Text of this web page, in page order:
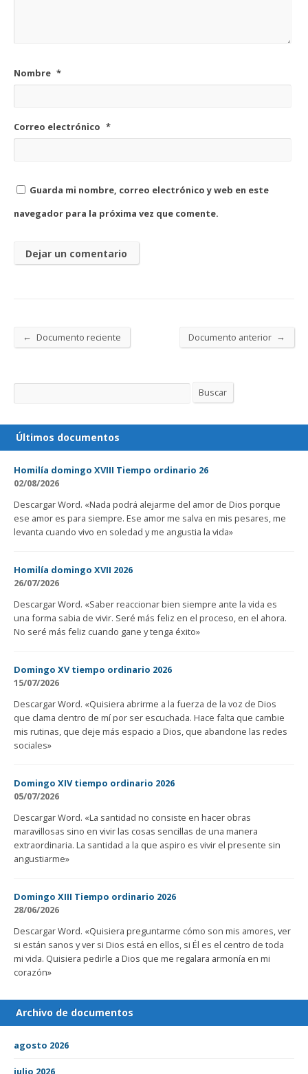
Nombre *
Correo electrónico *
Guarda mi nombre, correo electrónico y web en este
navegador para la próxima vez que comente.
← Documento reciente Documento anterior →
Buscar Buscar
Últimos documentos
Homilía domingo XVIII Tiempo ordinario 26
02/08/2026
Descargar Word. «Nada podrá alejarme del amor de Dios porque
ese amor es para siempre. Ese amor me salva en mis pesares, me
levanta cuando vivo en soledad y me angustia la vida»
Homilía domingo XVII 2026
26/07/2026
Descargar Word. «Saber reaccionar bien siempre ante la vida es
una forma sabia de vivir. Seré más feliz en el proceso, en el ahora.
No seré más feliz cuando gane y tenga éxito»
Domingo XV tiempo ordinario 2026
15/07/2026
Descargar Word. «Quisiera abrirme a la fuerza de la voz de Dios
que clama dentro de mí por ser escuchada. Hace falta que cambie
mis rutinas, que deje más espacio a Dios, que abandone las redes
sociales»
Domingo XIV tiempo ordinario 2026
05/07/2026
Descargar Word. «La santidad no consiste en hacer obras
maravillosas sino en vivir las cosas sencillas de una manera
extraordinaria. La santidad a la que aspiro es vivir el presente sin
angustiarme»
Domingo XIII Tiempo ordinario 2026
28/06/2026
Descargar Word. «Quisiera preguntarme cómo son mis amores, ver
si están sanos y ver si Dios está en ellos, si Él es el centro de toda
mi vida. Quisiera pedirle a Dios que me regalara armonía en mi
corazón»
Archivo de documentos
agosto 2026
julio 2026